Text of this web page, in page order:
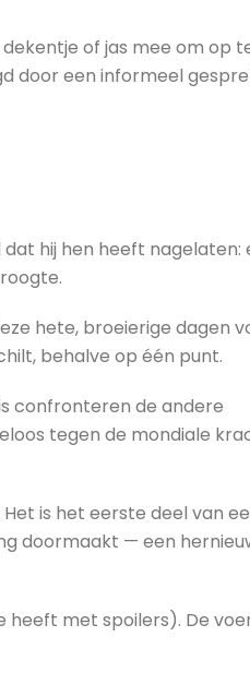
of jas mee om op
door een informeel
hij hen heeft nagelaten:
hete, broeierige dagen
behalve op één punt.
confronteren de andere
tegen de mondiale
is het eerste deel van
doormaakt — een
heeft met spoilers). De